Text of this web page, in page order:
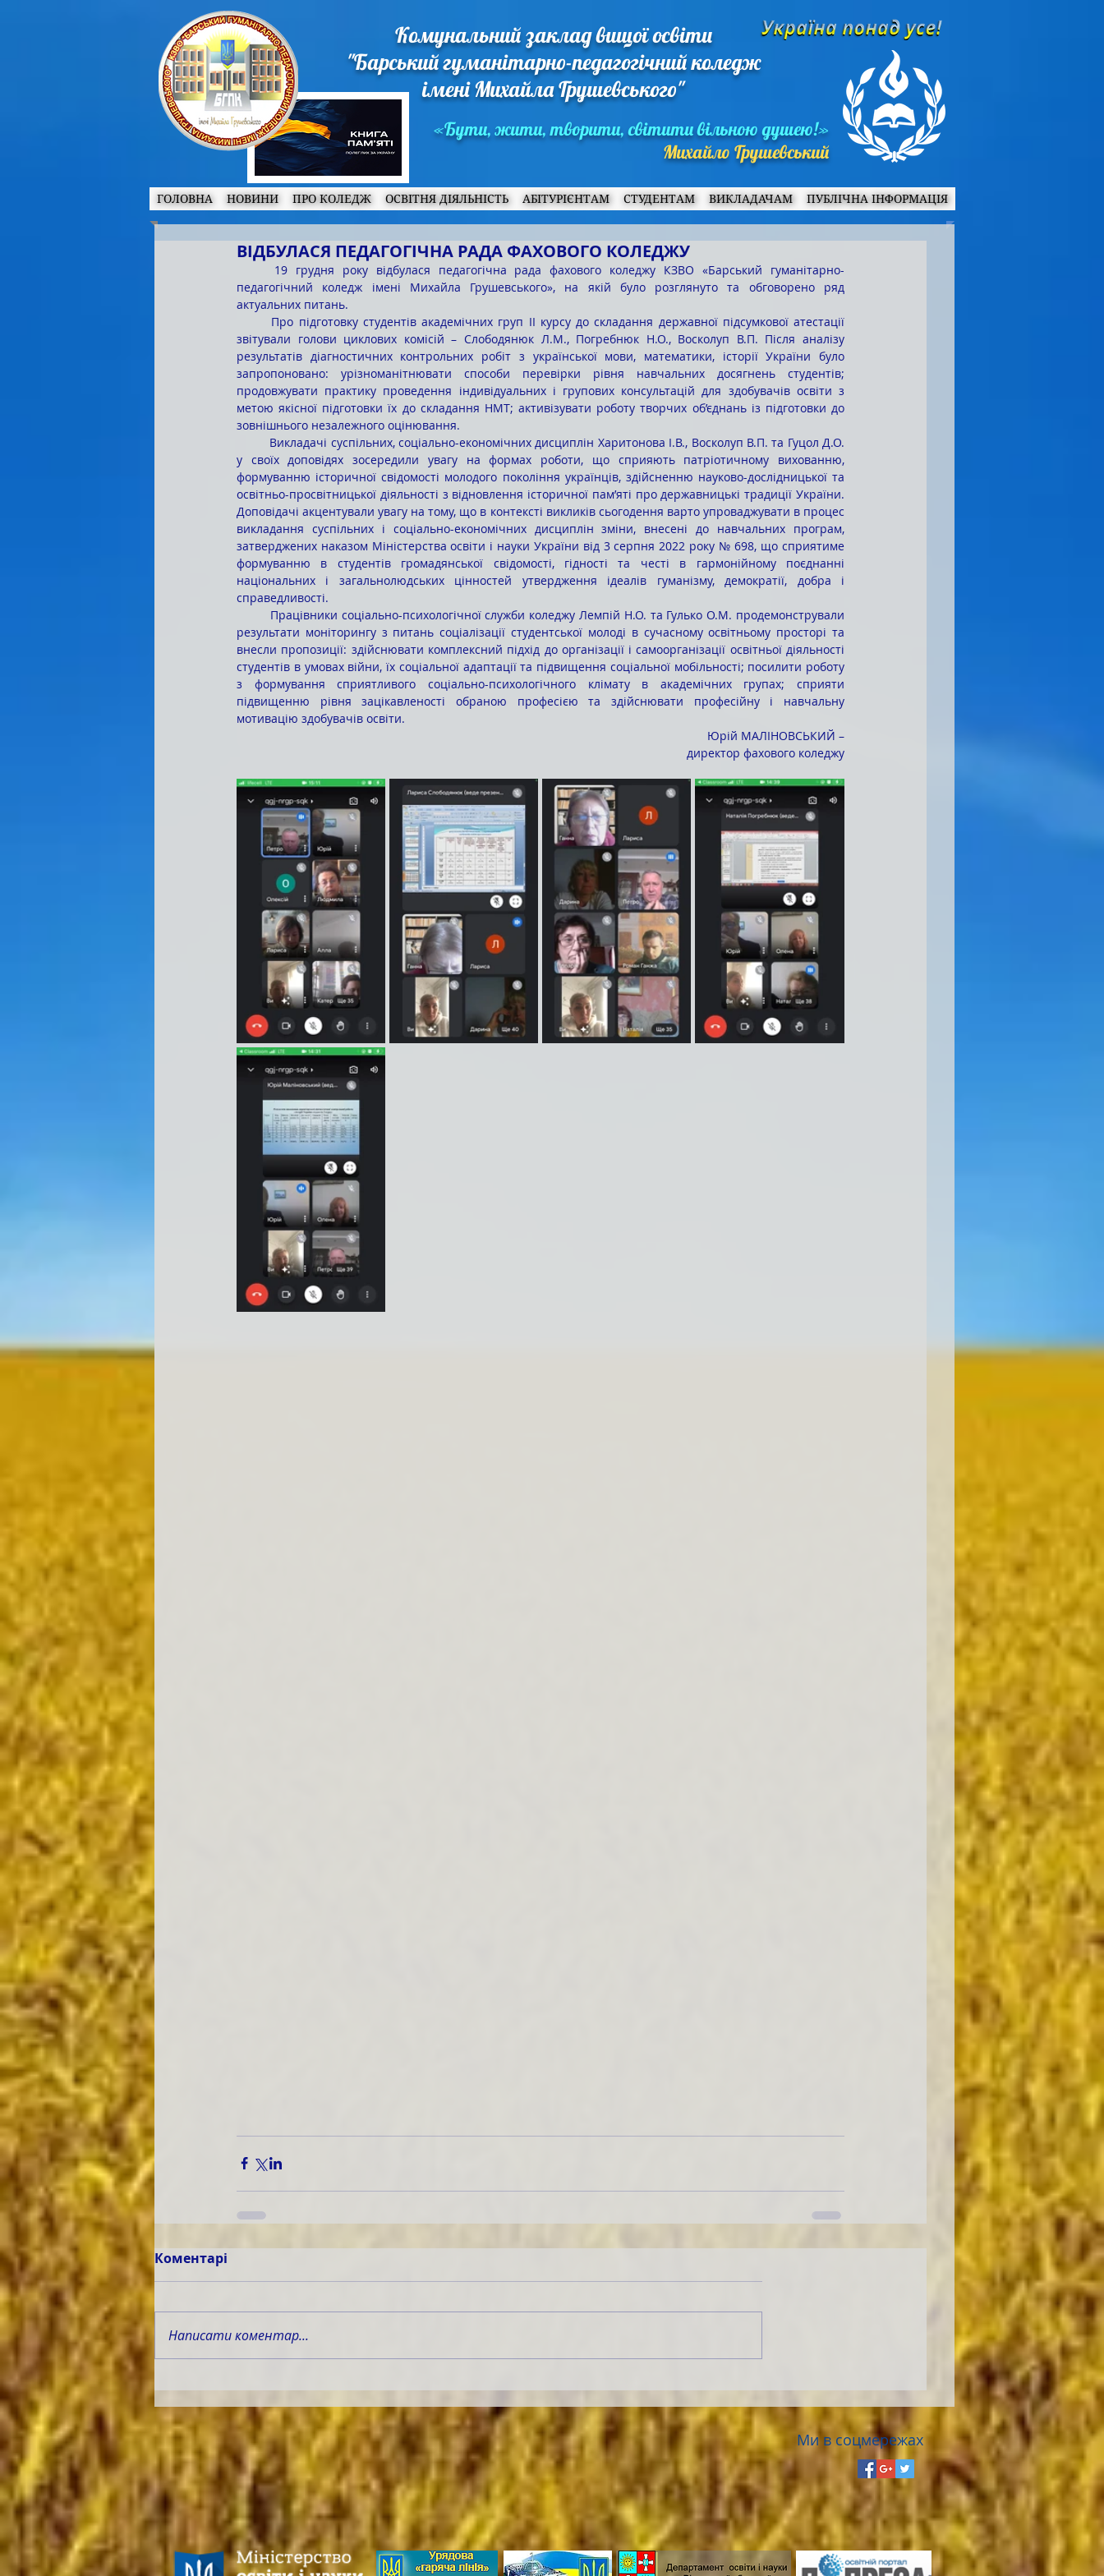
Комунальний заклад вищої освіти
"Барський гуманітарно-педагогічний коледж
імені Михайла Грушевського"
«Бути, жити, творити, світити вільною душею!»
Михайло Грушевський
ГОЛОВНА НОВИНИ ПРО КОЛЕДЖ ОСВІТНЯ ДІЯЛЬНІСТЬ АБІТУРІЄНТАМ СТУДЕНТАМ ВИКЛАДАЧАМ ПУБЛІЧНА ІНФОРМАЦІЯ
ВІДБУЛАСЯ ПЕДАГОГІЧНА РАДА ФАХОВОГО КОЛЕДЖУ
педагогічний коледж імені Михайла Грушевського», на якій було розглянуто та обговорено ряд
актуальних питань.
звітували голови циклових комісій – Слободянюк Л.М., Погребнюк Н.О., Восколуп В.П. Після аналізу
результатів діагностичних контрольних робіт з української мови, математики, історії України було
запропоновано: урізноманітнювати способи перевірки рівня навчальних досягнень студентів;
продовжувати практику проведення індивідуальних і групових консультацій для здобувачів освіти з
метою якісної підготовки їх до складання НМТ; активізувати роботу творчих об’єднань із підготовки до
зовнішнього незалежного оцінювання.
у своїх доповідях зосередили увагу на формах роботи, що сприяють патріотичному вихованню,
формуванню історичної свідомості молодого покоління українців, здійсненню науково-дослідницької та
освітньо-просвітницької діяльності з відновлення історичної пам’яті про державницькі традиції України.
Доповідачі акцентували увагу на тому, що в контексті викликів сьогодення варто упроваджувати в процес
викладання суспільних і соціально-економічних дисциплін зміни, внесені до навчальних програм,
затверджених наказом Міністерства освіти і науки України від 3 серпня 2022 року № 698, що сприятиме
формуванню в студентів громадянської свідомості, гідності та честі в гармонійному поєднанні
національних і загальнолюдських цінностей утвердження ідеалів гуманізму, демократії, добра і
справедливості.
результати моніторингу з питань соціалізації студентської молоді в сучасному освітньому просторі та
внесли пропозиції: здійснювати комплексний підхід до організації і самоорганізації освітньої діяльності
студентів в умовах війни, їх соціальної адаптації та підвищення соціальної мобільності; посилити роботу
з формування сприятливого соціально-психологічного клімату в академічних групах; сприяти
підвищенню рівня зацікавленості обраною професією та здійснювати професійну і навчальну
мотивацію здобувачів освіти.
Юрій МАЛІНОВСЬКИЙ –
директор фахового коледжу
Коментарі
Написати коментар...
Ми в соцмережах